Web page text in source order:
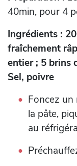
40min, pour 4
Ingrédients :
fraîchement
entier ; 5 brins
Sel, poivre
Foncez un
la pâte,
au